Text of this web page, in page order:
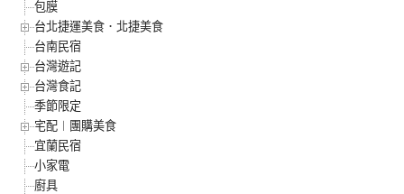
包膜
台北捷運美食．北捷美食
台南民宿
台灣遊記
台灣食記
季節限定
宅配︱團購美食
宜蘭民宿
小家電
廚具